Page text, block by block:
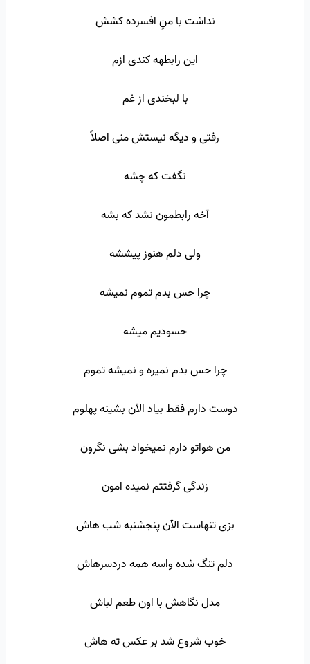
نداشت با منِ افسرده کشش
این رابطهه کندی ازم
با لبخندی از غم
رفتی و دیگه نیستش منی اصلاً
نگفت که چشه
آخه رابطمون نشد که بشه
ولی دلم هنوز پیششه
چرا حس بدم تموم نمیشه
حسودیم میشه
چرا حس بدم نمیره و نمیشه تموم
دوست دارم فقط بیاد الآن بشینه پهلوم
من هواتو دارم نمیخواد بشی نگرون
زندگی گرفتتم نمیده امون
بزی تنهاست الآن پنجشنبه شب هاش
دلم تنگ شده واسه همه دردسرهاش
مدل نگاهش با اون طعم لباش
خوب شروع شد بر عکس ته هاش